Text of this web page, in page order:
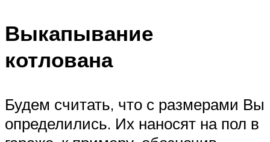
Выкапывание
котлована
Будем считать, что с размерами Вы
определились. Их наносят на пол в